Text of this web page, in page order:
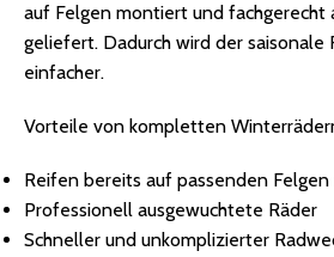
auf Felgen montiert und fachgerecht
geliefert. Dadurch wird der saisonale
einfacher.
Vorteile von kompletten
Reifen bereits auf passenden
Professionell ausgewuchtete Räder
Schneller und unkomplizierter